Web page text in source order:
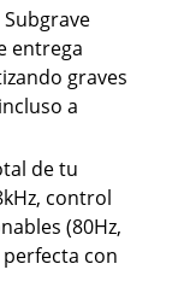
entrega
graves
a
de tu
control
(80Hz,
con